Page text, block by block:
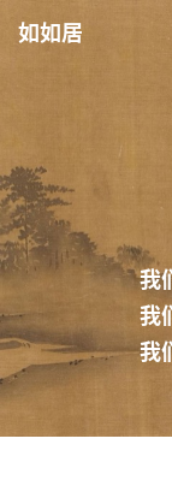
如如居
我
我
我